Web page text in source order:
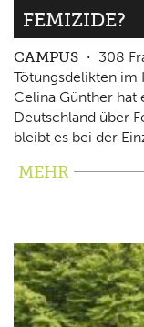
FEMIZIDE?
CAMPUS
308
Tötungsdelikten im
Celina Günther
Deutschland über
bleibt es bei der
MEHR